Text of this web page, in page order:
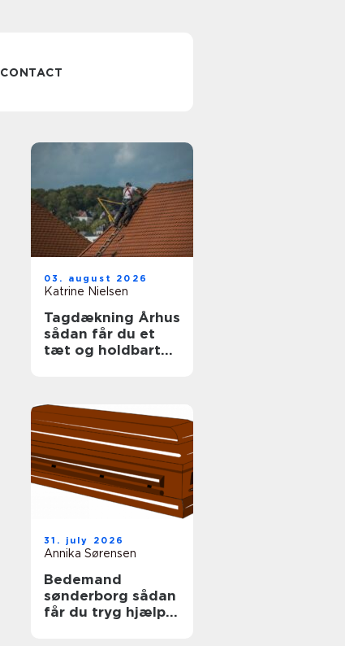
CONTACT
03. august 2026
Katrine Nielsen
Tagdækning Århus
sådan får du et
tæt og holdbart
31. july 2026
Annika Sørensen
Bedemand
sønderborg sådan
får du tryg hjælp i